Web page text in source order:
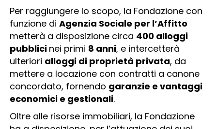
Per raggiungere lo scopo, la Fondazione con
funzione di Agenzia Sociale per l’Affitto
metterà a disposizione circa 400 alloggi
pubblici nei primi 8 anni, e intercetterà
ulteriori alloggi di proprietà privata, da
mettere a locazione con contratti a canone
concordato, fornendo garanzie e vantaggi
economici e gestionali.
Oltre alle risorse immobiliari, la Fondazione